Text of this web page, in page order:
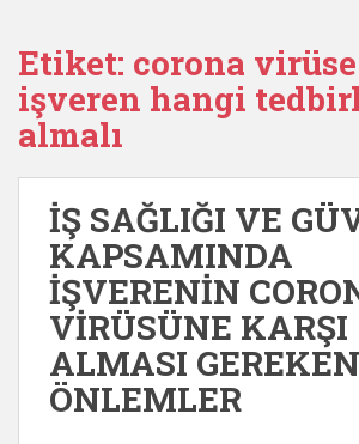
Etiket: corona
işveren hangi
almalı
İŞ SAĞLIĞI VE
KAPSAMINDA
İŞVERENİN
VİRÜSÜNE KARŞI
ALMASI GEREKEN
ÖNLEMLER